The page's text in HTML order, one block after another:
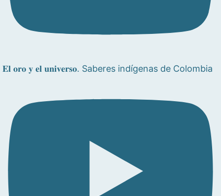
𝐄𝐥 𝐨𝐫𝐨 𝐲 𝐞𝐥 𝐮𝐧𝐢𝐯𝐞𝐫𝐬𝐨. Saberes indígenas de Colombia